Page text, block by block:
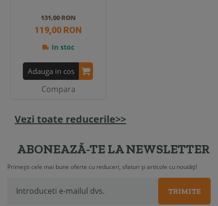
131,00 RON
119,00 RON
In stoc
Adauga in cos
Compara
Vezi toate reducerile>>
ABONEAZĂ-TE LA NEWSLETTER
Primești cele mai bune oferte cu reduceri, sfaturi și articole cu noutăți!
TRIMITE